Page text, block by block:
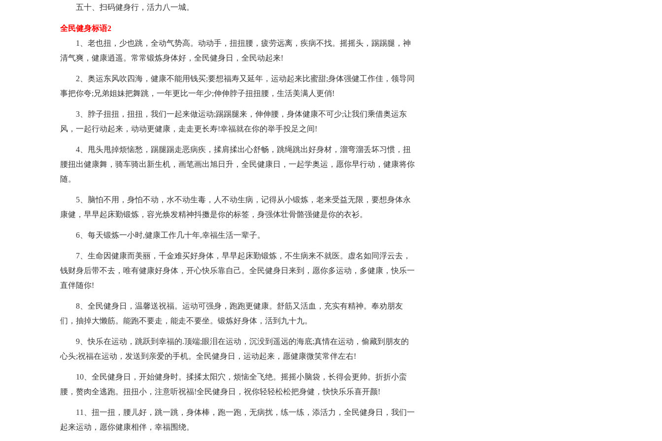
五十、扫码健身行，活力八一城。
全民健身标语2
1、老也扭，少也跳，全动气势高。动动手，扭扭腰，疲劳远离，疾病不找。摇摇头，踢踢腿，神
清气爽，健康逍遥。常常锻炼身体好，全民健身日，全民动起来!
2、奥运东风吹四海，健康不能用钱买;要想福寿又延年，运动起来比蜜甜;身体强健工作佳，领导同
事把你夸;兄弟姐妹把舞跳，一年更比一年少;伸伸脖子扭扭腰，生活美满人更俏!
3、脖子扭扭，扭扭，我们一起来做运动;踢踢腿来，伸伸腰，身体健康不可少;让我们乘借奥运东
风，一起行动起来，动动更健康，走走更长寿!幸福就在你的举手投足之间!
4、甩头甩掉烦恼愁，踢腿踢走恶病疾，揉肩揉出心舒畅，跳绳跳出好身材，溜弯溜丢坏习惯，扭
腰扭出健康舞，骑车骑出新生机，画笔画出旭日升，全民健康日，一起学奥运，愿你早行动，健康将你
随。
5、脑怕不用，身怕不动，水不动生毒，人不动生病，记得从小锻炼，老来受益无限，要想身体永
康健，早早起床勤锻炼，容光焕发精神抖擞是你的标签，身强体壮骨骼强健是你的衣衫。
6、每天锻炼一小时,健康工作几十年,幸福生活一辈子。
7、生命因健康而美丽，千金难买好身体，早早起床勤锻炼，不生病来不就医。虚名如同浮云去，
钱财身后带不去，唯有健康好身体，开心快乐靠自己。全民健身日来到，愿你多运动，多健康，快乐一
直伴随你!
8、全民健身日，温馨送祝福。运动可强身，跑跑更健康。舒筋又活血，充实有精神。奉劝朋友
们，抽掉大懒筋。能跑不要走，能走不要坐。锻炼好身体，活到九十九。
9、快乐在运动，跳跃到幸福的.顶端;眼泪在运动，沉没到遥远的海底;真情在运动，偷藏到朋友的
心头;祝福在运动，发送到亲爱的手机。全民健身日，运动起来，愿健康微笑常伴左右!
10、全民健身日，开始健身时。揉揉太阳穴，烦恼全飞绝。摇摇小脑袋，长得会更帅。折折小蛮
腰，赘肉全逃跑。扭扭小，注意听祝福!全民健身日，祝你轻轻松松把身健，快快乐乐喜开颜!
11、扭一扭，腰儿好，跳一跳，身体棒，跑一跑，无病扰，练一练，添活力，全民健身日，我们一
起来运动，愿你健康相伴，幸福围绕。